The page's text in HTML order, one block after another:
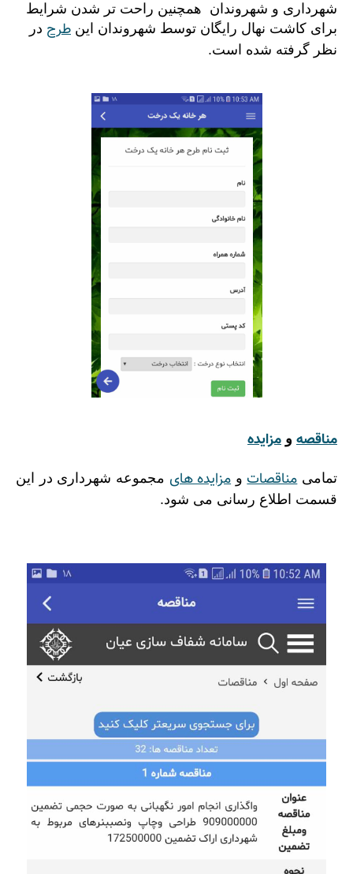
شهرداری و شهروندان همچنین راحت تر شدن شرایط
برای کاشت نهال رایگان توسط شهروندان این طرح در
نظر گرفته شده است.
مناقصه و مزایده
تمامی مناقصات و مزایده های مجموعه شهرداری در این
قسمت اطلاع رسانی می شود.